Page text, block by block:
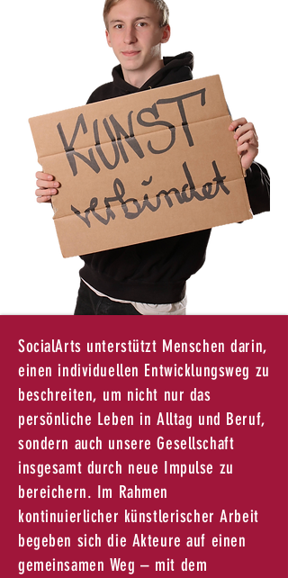
SocialArts unterstützt Menschen darin,
einen individuellen Entwicklungsweg zu
beschreiten, um nicht nur das
persönliche Leben in Alltag und Beruf,
sondern auch unsere Gesellschaft
insgesamt durch neue Impulse zu
bereichern. Im Rahmen
kontinuierlicher künstlerischer Arbeit
begeben sich die Akteure auf einen
gemeinsamen Weg – mit dem